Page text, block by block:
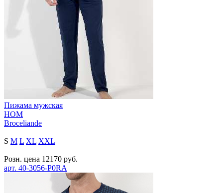
Пижама мужская
HOM
Broceliande
S M L XL XXL
Розн. цена 12170 руб.
арт. 40-3056-P0RA